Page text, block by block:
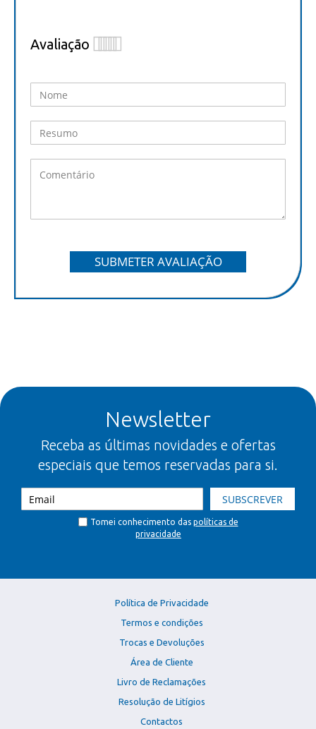
Avaliação
SUBMETER AVALIAÇÃO
Newsletter
Receba as últimas novidades e ofertas
especiais que temos reservadas para si.
SUBSCREVER
Tomei conhecimento das políticas de
privacidade
Política de Privacidade
Termos e condições
Trocas e Devoluções
Área de Cliente
Livro de Reclamações
Resolução de Litígios
Contactos